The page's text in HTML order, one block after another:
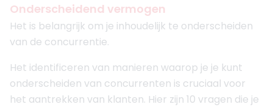
Onderscheidend vermogen
Het is belangrijk om je inhoudelijk te onderscheiden
van de concurrentie.
Het identificeren van manieren waarop je je kunt
onderscheiden van concurrenten is cruciaal voor
het aantrekken van klanten. Hier zijn 10 vragen die je